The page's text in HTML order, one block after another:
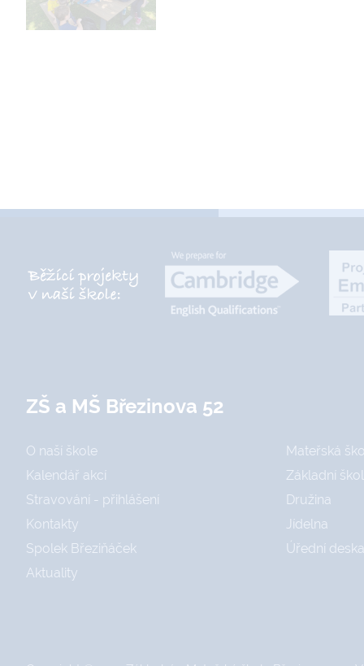
ZŠ a MŠ Březinova 52
O naší škole
Kalendář akcí
Stravování - přihlášení
Kontakty
Spolek Březiňáček
Aktuality
Mateřská
Základní
Družina
Jídelna
Úřední deska